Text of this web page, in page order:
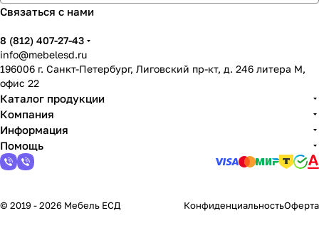
Связаться с нами
8 (812) 407-27-43
info@mebelesd.ru
196006 г. Санкт-Петербург, Лиговский пр-кт, д. 246 литера М,
офис 22
Каталог продукции
Компания
Информация
Помощь
© 2019 - 2026 Мебель ЕСД КонфиденциальностьОферта